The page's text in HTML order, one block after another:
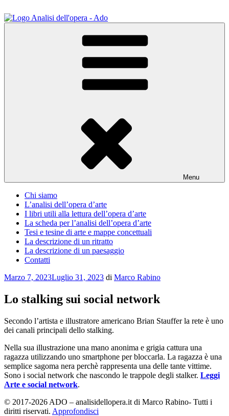
al
contenuto
Osservare le opere d'arte per capirle e imparare ad amarle
Menu
Chi siamo
L’analisi dell’opera d’arte
I libri utili alla lettura dell’opera d’arte
La scheda per l’analisi dell’opera d’arte
Tesi e tesine di arte e mappe concettuali
La descrizione di un ritratto
La descrizione di un paesaggio
Contatti
Pubblicato
Marzo 7, 2023Luglio 31, 2023 di Marco Rabino
Lo stalking sui social network
Secondo l’artista e illustratore americano Brian Stauffer la rete è uno
dei canali principali dello stalking.
Nella sua illustrazione una mano anonima e grigia cattura una
ragazza utilizzando uno smartphone per bloccarla. La ragazza è una
semplice sagoma nera perchè rappresenta una delle tante vittime.
Sono i social network che nascondo le trappole degli stalker. Leggi
Arte e social network.
© 2017-2026 ADO – analisidellopera.it di Marco Rabino- Tutti i
diritti riservati. Approfondisci